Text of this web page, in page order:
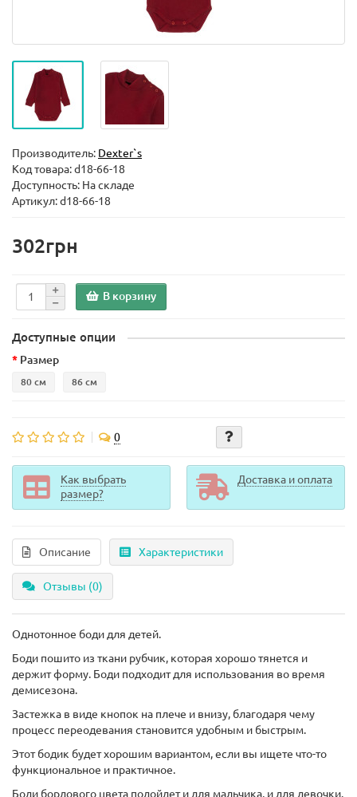
Производитель: Dexter`s
Код товара:d18-66-18
Доступность: На складе
Артикул: d18-66-18
302грн
В корзину
Доступные опции
Размер
80 см 86 см
0
Как выбрать
размер?
Доставка и оплата
Описание Характеристики
Отзывы (0)
Однотонное боди для детей.
Боди пошито из ткани рубчик, которая хорошо тянется и
держит форму. Боди подходит для использования во время
демисезона.
Застежка в виде кнопок на плече и внизу, благодаря чему
процесс переодевания становится удобным и быстрым.
Этот бодик будет хорошим вариантом, если вы ищете что-то
функциональное и практичное.
Боди бордового цвета подойдет и для мальчика, и для девочки.